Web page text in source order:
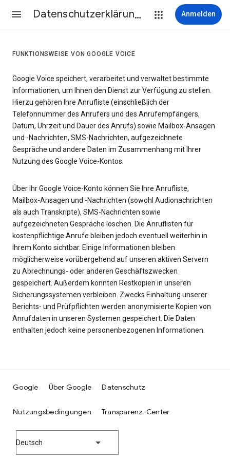
Datenschutzerklärung & Nutzungsbedingungen Anmelden
FUNKTIONSWEISE VON GOOGLE VOICE
Google Voice speichert, verarbeitet und verwaltet bestimmte
Informationen, um Ihnen den Dienst zur Verfügung zu stellen.
Hierzu gehören Ihre Anrufliste (einschließlich der
Telefonnummer des Anrufers und des Anrufempfängers,
Datum, Uhrzeit und Dauer des Anrufs) sowie Mailbox-Ansagen
und -Nachrichten, SMS-Nachrichten, aufgezeichnete
Gespräche und andere Daten im Zusammenhang mit Ihrer
Nutzung des Google Voice-Kontos.
Über Ihr Google Voice-Konto können Sie Ihre Anrufliste,
Mailbox-Ansagen und -Nachrichten (sowohl Audionachrichten
als auch Transkripte), SMS-Nachrichten sowie
aufgezeichneten Gespräche löschen. Die Anruflisten für
kostenpflichtige Anrufe bleiben jedoch eventuell weiterhin in
Ihrem Konto sichtbar. Einige Informationen bleiben
möglicherweise vorübergehend auf unseren aktiven Servern
zu Abrechnungs- oder anderen Geschäftszwecken
gespeichert. Außerdem könnten Restkopien in unseren
Sicherungssystemen verbleiben. Zwecks Einhaltung unserer
Berichts- und Prüfpflichten werden anonymisierte Kopien von
Anrufdaten in unseren Systemen gespeichert. Die Daten
enthalten jedoch keine personenbezogenen Informationen.
Google Über Google Datenschutz
Nutzungsbedingungen Transparenz-Center
Deutsch